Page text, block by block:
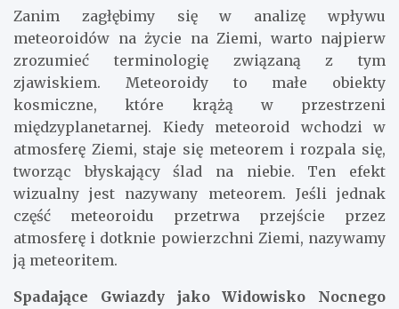
Zanim zagłębimy się w analizę wpływu
meteoroidów na życie na Ziemi, warto najpierw
zrozumieć terminologię związaną z tym
zjawiskiem. Meteoroidy to małe obiekty
kosmiczne, które krążą w przestrzeni
międzyplanetarnej. Kiedy meteoroid wchodzi w
atmosferę Ziemi, staje się meteorem i rozpala się,
tworząc błyskający ślad na niebie. Ten efekt
wizualny jest nazywany meteorem. Jeśli jednak
część meteoroidu przetrwa przejście przez
atmosferę i dotknie powierzchni Ziemi, nazywamy
ją meteoritem.
Spadające Gwiazdy jako Widowisko Nocnego